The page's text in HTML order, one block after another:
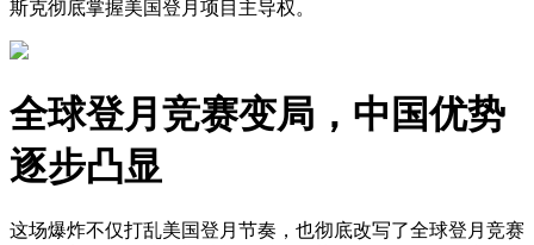
斯克彻底掌握美国登月项目主导权。
全球登月竞赛变局，中国优势
逐步凸显
这场爆炸不仅打乱美国登月节奏，也彻底改写了全球登月竞赛